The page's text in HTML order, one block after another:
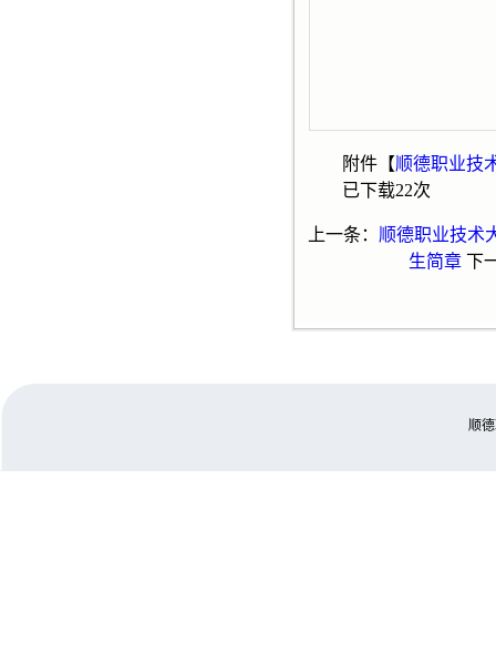
附件【顺德职业技
已下载22次
上一条： 顺德职业技术
生简章 下
顺